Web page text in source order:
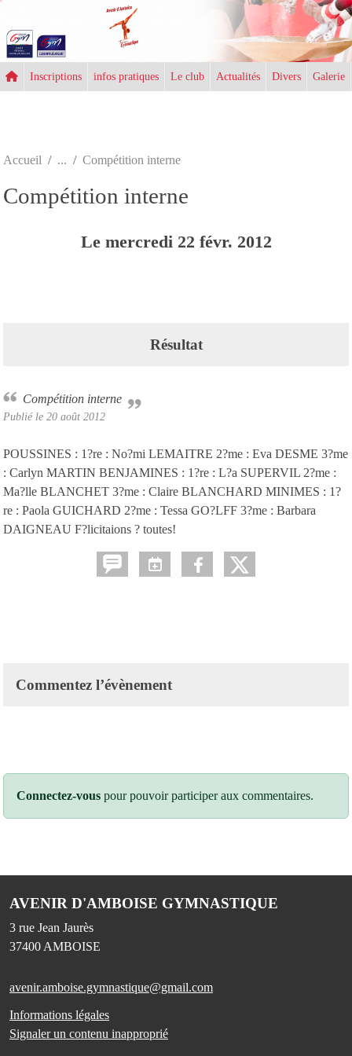
Inscriptions infos pratiques Le club Actualités Divers Galerie
Accueil Compétition interne
Compétition interne
Le mercredi 22 févr. 2012
Résultat
Compétition interne
Publié le 20 août 2012
POUSSINES : 1?re : No?mi LEMAITRE 2?me : Eva DESME 3?me
: Carlyn MARTIN BENJAMINES : 1?re : L?a SUPERVIL 2?me :
Ma?lle BLANCHET 3?me : Claire BLANCHARD MINIMES : 1?
re : Paola GUICHARD 2?me : Tessa GO?LFF 3?me : Barbara
DAIGNEAU F?licitaions ? toutes!
Commentez l’évènement
Connectez-vous pour pouvoir participer aux commentaires.
AVENIR D'AMBOISE GYMNASTIQUE
3 rue Jean Jaurès
37400 AMBOISE
avenir.amboise.gymnastique@gmail.com
Informations légales
Signaler un contenu inapproprié
Panneau de gestion des cookies